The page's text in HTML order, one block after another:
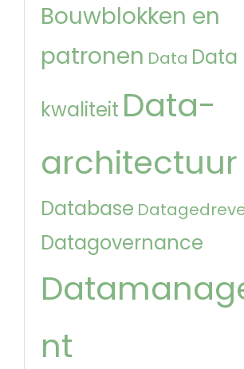
Bouwblokken en
patronen Data Data
kwaliteit Data-
architectuur
Database
Datagovernance
nt